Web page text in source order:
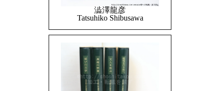
澁澤龍彦
Tatsuhiko Shibusawa